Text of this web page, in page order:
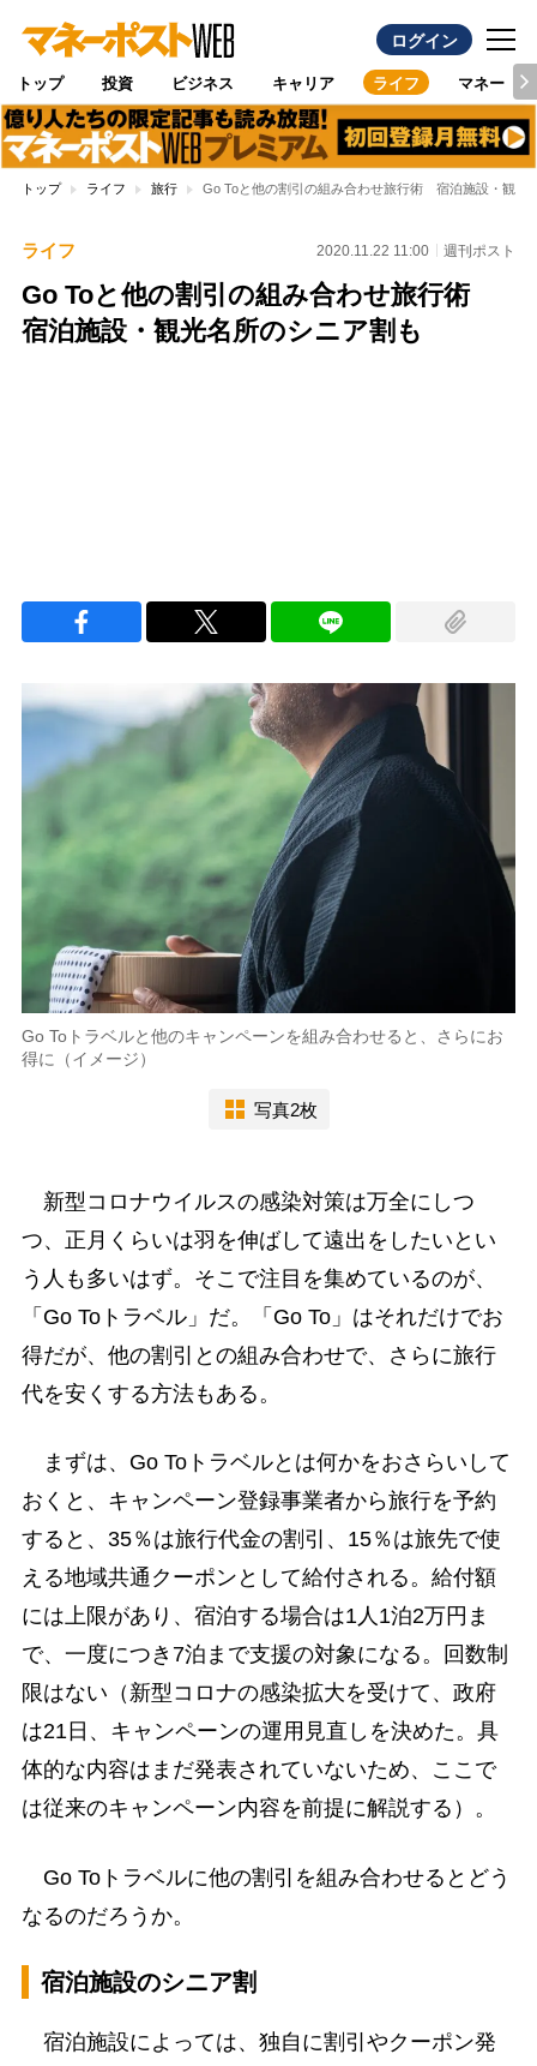
ログイン
トップ 投資 ビジネス キャリア ライフ マネー
トップ ライフ 旅行 Go Toと他の割引の組み合わせ旅行術 宿泊施設・観光
ライフ 2020.11.22 11:00 週刊ポスト
Go Toと他の割引の組み合わせ旅行術
宿泊施設・観光名所のシニア割も
Go Toトラベルと他のキャンペーンを組み合わせると、さらにお
得に（イメージ）
写真2枚
新型コロナウイルスの感染対策は万全にしつ
つ、正月くらいは羽を伸ばして遠出をしたいとい
う人も多いはず。そこで注目を集めているのが、
「Go Toトラベル」だ。「Go To」はそれだけでお
得だが、他の割引との組み合わせで、さらに旅行
代を安くする方法もある。
まずは、Go Toトラベルとは何かをおさらいして
おくと、キャンペーン登録事業者から旅行を予約
すると、35％は旅行代金の割引、15％は旅先で使
える地域共通クーポンとして給付される。給付額
には上限があり、宿泊する場合は1人1泊2万円ま
で、一度につき7泊まで支援の対象になる。回数制
限はない（新型コロナの感染拡大を受けて、政府
は21日、キャンペーンの運用見直しを決めた。具
体的な内容はまだ発表されていないため、ここで
は従来のキャンペーン内容を前提に解説する）。
Go Toトラベルに他の割引を組み合わせるとどう
なるのだろうか。
宿泊施設のシニア割
宿泊施設によっては、独自に割引やクーポン発